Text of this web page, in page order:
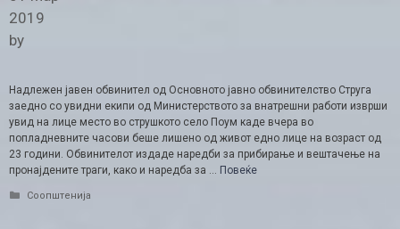
2019
by
Надлежен јавен обвинител од Основното јавно обвинителство Струга
заедно со увидни екипи од Министерството за внатрешни работи изврши
увид на лице место во струшкото село Поум каде вчера во
попладневните часови беше лишено од живот едно лице на возраст од
23 години. Обвинителот издаде наредби за прибирање и вештачење на
пронајдените траги, како и наредба за … Повеќе
Categories
Соопштенија